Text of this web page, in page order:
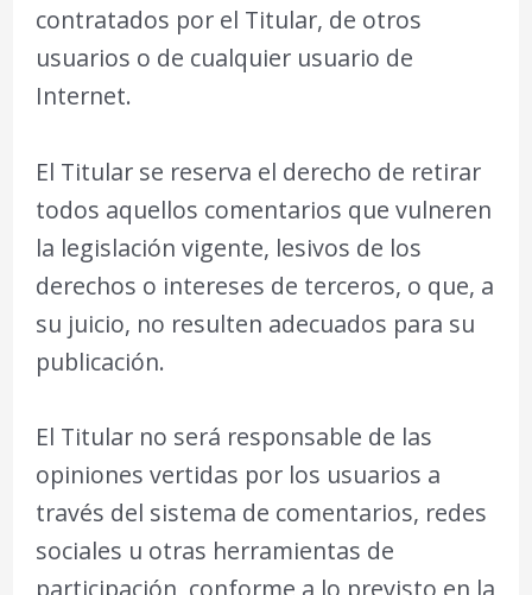
contratados por el Titular, de otros
usuarios o de cualquier usuario de
Internet.
El Titular se reserva el derecho de retirar
todos aquellos comentarios que vulneren
la legislación vigente, lesivos de los
derechos o intereses de terceros, o que, a
su juicio, no resulten adecuados para su
publicación.
El Titular no será responsable de las
opiniones vertidas por los usuarios a
través del sistema de comentarios, redes
sociales u otras herramientas de
participación, conforme a lo previsto en la